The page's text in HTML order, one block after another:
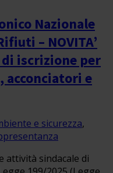
Nazionale
– NOVITA’
iscrizione per
e
e sicurezza,
attività sindacale di